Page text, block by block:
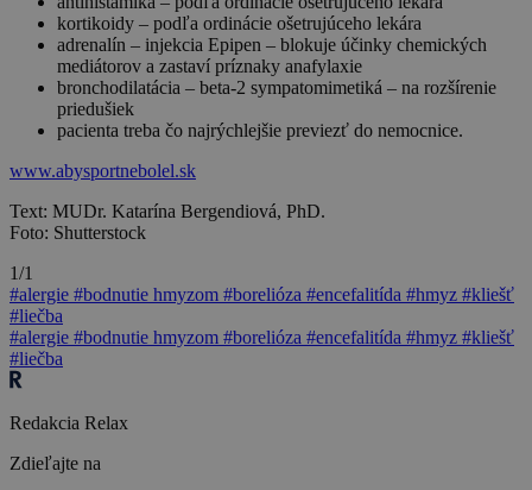
kortikoidy – podľa ordinácie ošetrujúceho lekára
adrenalín – injekcia Epipen – blokuje účinky chemických
mediátorov a zastaví príznaky anafylaxie
bronchodilatácia – beta-2 sympatomimetiká – na rozšírenie
priedušiek
pacienta treba čo najrýchlejšie previezť do nemocnice.
www.abysportnebolel.sk
Text: MUDr. Katarína Bergendiová, PhD.
Foto: Shutterstock
1/1
#alergie #bodnutie hmyzom #borelióza #encefalitída #hmyz #kliešť
#liečba
#alergie #bodnutie hmyzom #borelióza #encefalitída #hmyz #kliešť
#liečba
Redakcia Relax
Zdieľajte na